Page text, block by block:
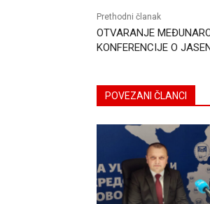
Prethodni članak
OTVARANJE
KONFERENCIJE O
POVEZANI ČLANCI